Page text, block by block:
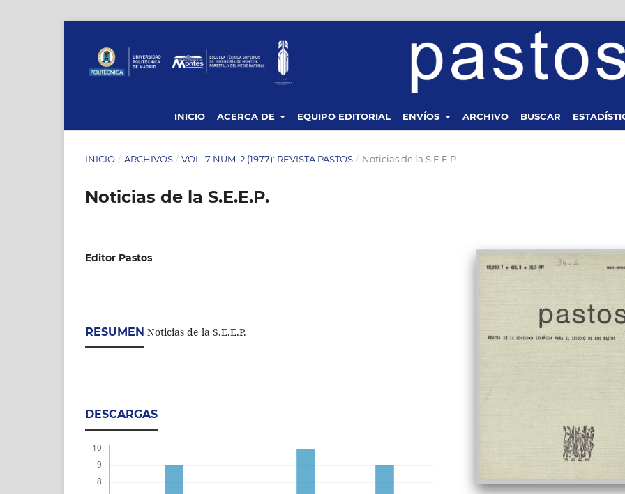
INICIO ACERCA DE EQUIPO EDITORIAL ENVÍOS ARCHIVO BUSCAR
INICIO / ARCHIVOS / VOL. 7 NÚM. 2 (1977): REVISTA PASTOS / Noticias de la S.E.E.P.
Noticias de la S.E.E.P.
Editor Pastos
RESUMEN Noticias de la S.E.E.P.
DESCARGAS